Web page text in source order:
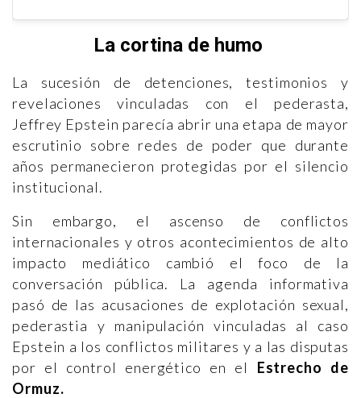
La cortina de humo
La sucesión de detenciones, testimonios y
revelaciones vinculadas con el pederasta,
Jeffrey Epstein parecía abrir una etapa de mayor
escrutinio sobre redes de poder que durante
años permanecieron protegidas por el silencio
institucional.
Sin embargo, el ascenso de conflictos
internacionales y otros acontecimientos de alto
impacto mediático cambió el foco de la
conversación pública. La agenda informativa
pasó de las acusaciones de explotación sexual,
pederastia y manipulación vinculadas al caso
Epstein a los conflictos militares y a las disputas
por el control energético en el
Estrecho de
Ormuz.